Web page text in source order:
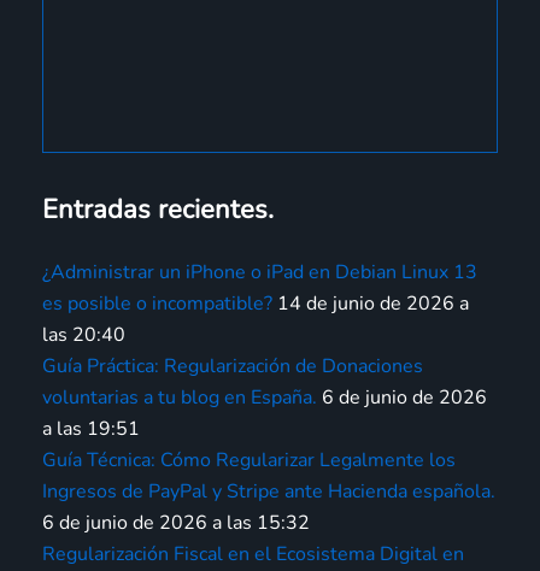
Entradas recientes.
¿Administrar un iPhone o iPad en Debian Linux 13
es posible o incompatible? 14 de junio de 2026 a
las 20:40
Guía Práctica: Regularización de Donaciones
voluntarias a tu blog en España. 6 de junio de 2026
a las 19:51
Guía Técnica: Cómo Regularizar Legalmente los
Ingresos de PayPal y Stripe ante Hacienda española.
6 de junio de 2026 a las 15:32
Regularización Fiscal en el Ecosistema Digital en